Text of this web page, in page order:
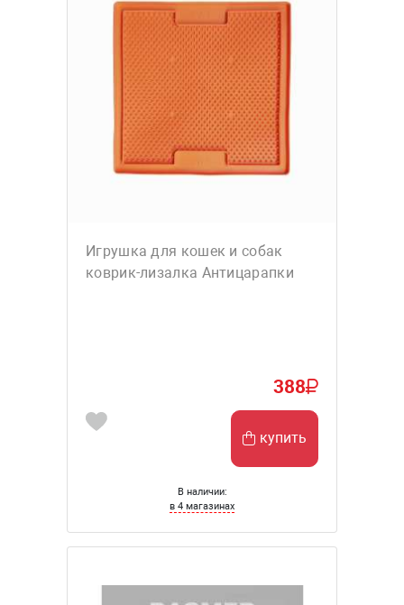
Игрушка для кошек и собак
коврик-лизалка Антицарапки
388
купить
В наличии:
в 4 магазинах